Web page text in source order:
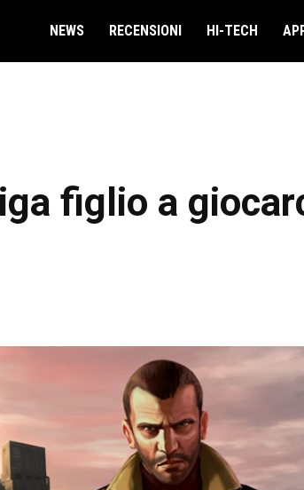
NEWS RECENSIONI HI-TECH
figlio a